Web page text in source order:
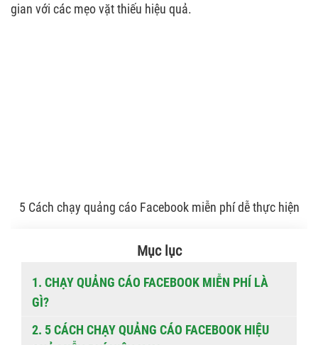
gian với các mẹo vặt thiếu hiệu quả.
5 Cách chạy quảng cáo Facebook miễn phí dễ thực hiện
Mục lục
1. CHẠY QUẢNG CÁO FACEBOOK MIỄN PHÍ LÀ
GÌ?
2. 5 CÁCH CHẠY QUẢNG CÁO FACEBOOK HIỆU